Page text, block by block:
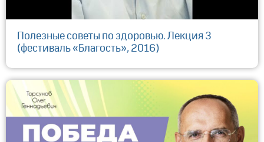
Полезные советы по здоровью. Лекция 3
(фестиваль «Благость», 2016)